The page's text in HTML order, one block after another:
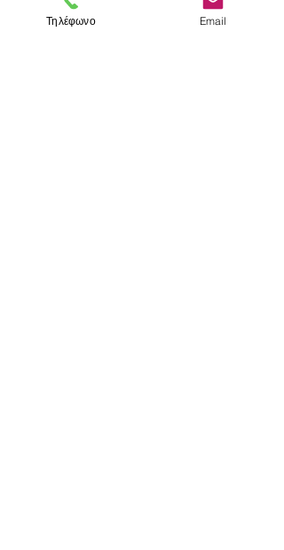
μεταβλητών. Όρια - Συνέχεια - Μερική
Τηλέφωνο Email